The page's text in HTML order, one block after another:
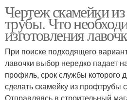
Чертеж скамейки
трубы. Что
изготовления
При поиске подходящего
лавочки выбор нередко падает
профиль, срок службы которого
сделать скамейку из профтрубы